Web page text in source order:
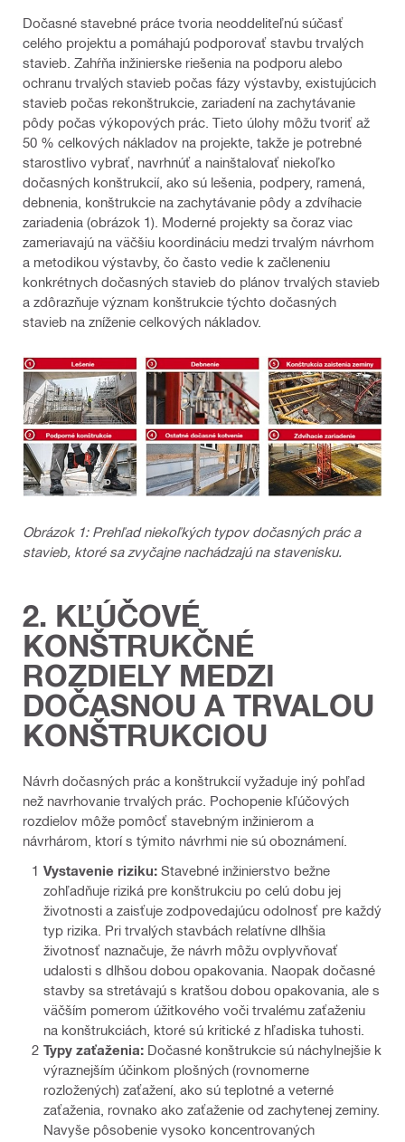
Dočasné stavebné práce tvoria neoddeliteľnú súčasť
celého projektu a pomáhajú podporovať stavbu trvalých
stavieb. Zahŕňa inžinierske riešenia na podporu alebo
ochranu trvalých stavieb počas fázy výstavby, existujúcich
stavieb počas rekonštrukcie, zariadení na zachytávanie
pôdy počas výkopových prác. Tieto úlohy môžu tvoriť až
50 % celkových nákladov na projekte, takže je potrebné
starostlivo vybrať, navrhnúť a nainštalovať niekoľko
dočasných konštrukcií, ako sú lešenia, podpery, ramená,
debnenia, konštrukcie na zachytávanie pôdy a zdvíhacie
zariadenia (obrázok 1). Moderné projekty sa čoraz viac
zameriavajú na väčšiu koordináciu medzi trvalým návrhom
a metodikou výstavby, čo často vedie k začleneniu
konkrétnych dočasných stavieb do plánov trvalých stavieb
a zdôrazňuje význam konštrukcie týchto dočasných
stavieb na zníženie celkových nákladov.
Obrázok 1: Prehľad niekoľkých typov dočasných prác a
stavieb, ktoré sa zvyčajne nachádzajú na stavenisku.
2. KĽÚČOVÉ
KONŠTRUKČNÉ
ROZDIELY MEDZI
DOČASNOU A TRVALOU
KONŠTRUKCIOU
Návrh dočasných prác a konštrukcií vyžaduje iný pohľad
než navrhovanie trvalých prác. Pochopenie kľúčových
rozdielov môže pomôcť stavebným inžinierom a
návrhárom, ktorí s týmito návrhmi nie sú oboznámení.
Vystavenie riziku: Stavebné inžinierstvo bežne
zohľadňuje riziká pre konštrukciu po celú dobu jej
životnosti a zaisťuje zodpovedajúcu odolnosť pre každý
typ rizika. Pri trvalých stavbách relatívne dlhšia
životnosť naznačuje, že návrh môžu ovplyvňovať
udalosti s dlhšou dobou opakovania. Naopak dočasné
stavby sa stretávajú s kratšou dobou opakovania, ale s
väčším pomerom úžitkového voči trvalému zaťaženiu
na konštrukciách, ktoré sú kritické z hľadiska tuhosti.
Typy zaťaženia: Dočasné konštrukcie sú náchylnejšie k
výraznejším účinkom plošných (rovnomerne
rozložených) zaťažení, ako sú teplotné a veterné
zaťaženia, rovnako ako zaťaženie od zachytenej zeminy.
Navyše pôsobenie vysoko koncentrovaných